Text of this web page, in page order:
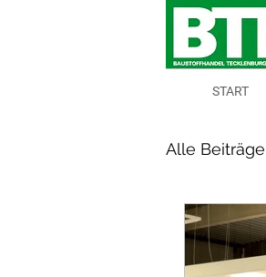
START
Alle Beiträge